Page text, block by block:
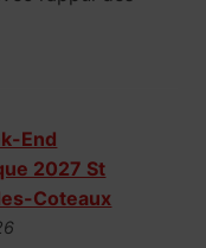
End
2027 St
Coteaux